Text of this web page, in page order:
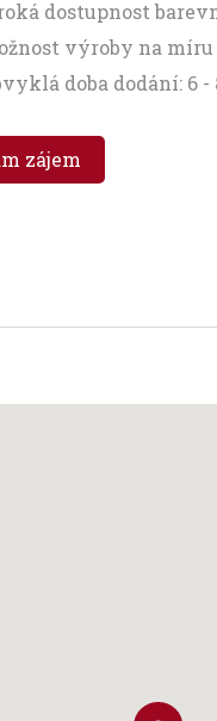
dostupnost
výroby na míru
doba dodání: 6
zájem